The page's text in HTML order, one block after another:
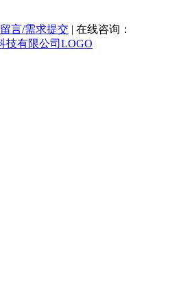
留言/需求提交 | 在线咨询：